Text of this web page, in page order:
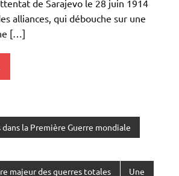
de Sarajevo le 28 juin 1914
alliances, qui débouche sur une
[…]
la Première Guerre mondiale
majeur des guerres totales Une